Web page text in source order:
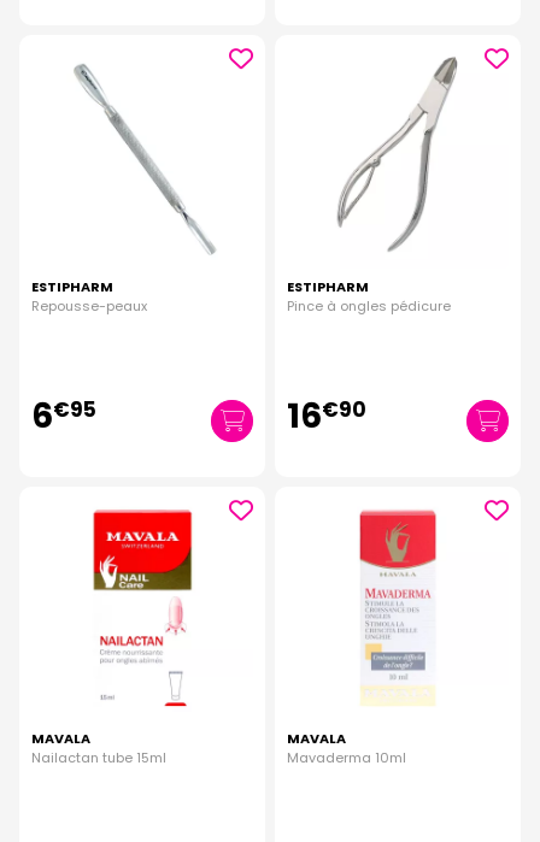
ESTIPHARM
Repousse-peaux
6€95
ESTIPHARM
Pince à ongles pédicure
16€90
MAVALA
Nailactan tube 15ml
MAVALA
Mavaderma 10ml